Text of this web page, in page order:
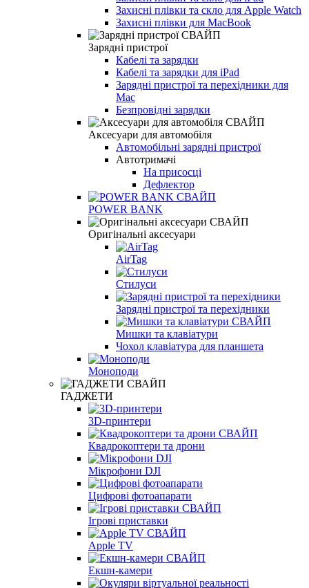
Захисні плівки та скло для Apple Watch
Захисні плівки для MacBook
Зарядні пристрої
Кабелі та зарядки
Кабелі та зарядки для iPad
Зарядні пристрої та перехідники для
Mac
Безпровідні зарядки
Аксесуари для автомобіля
Автомобільні зарядні пристрої
Автотримачі
На присосці
Дефлектор
POWER BANK
Оригінальні аксесуари
AirTag
Стилуси
Зарядні пристрої та перехідники
Мишки та клавіатури
Чохол клавіатура для планшета
Моноподи
ГАДЖЕТИ
3D-принтери
Квадрокоптери та дрони
Мікрофони DJI
Цифрові фотоапарати
Ігрові приставки
Apple TV
Екшн-камери